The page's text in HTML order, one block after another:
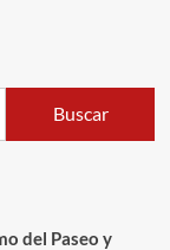
Buscar
del Paseo y